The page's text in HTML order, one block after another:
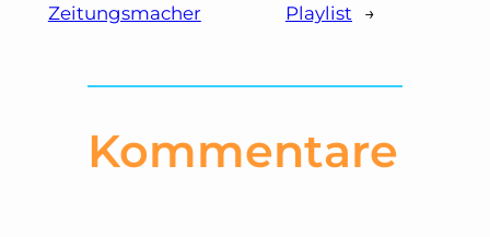
Zeitungsmacher
Playlist
→
Kommentare